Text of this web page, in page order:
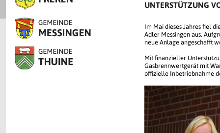
UNTERSTÜTZUNG
Im Mai dieses Jahres fiel
Adler Messingen aus.
neue Anlage angeschafft
Mit finanzieller
Gasbrennwertgerät mit
offizielle Inbetriebnahme